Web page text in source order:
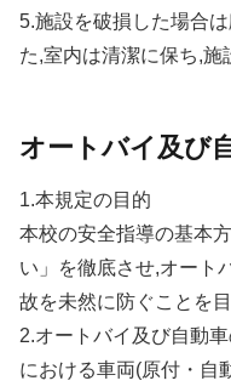
5.施設を破損した場合
た,室内は清潔に保ち,施
オートバイ及び
1.本規定の目的
本校の安全指導の基本
い」を徹底させ,オート
故を未然に防ぐことを目
2.オートバイ及び自動
における車両(原付・自